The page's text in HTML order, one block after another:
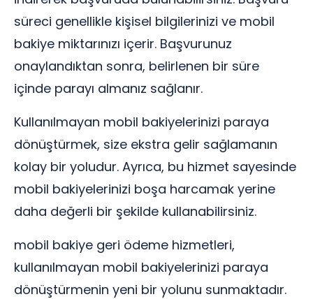
süreci genellikle kişisel bilgilerinizi ve mobil
bakiye miktarınızı içerir. Başvurunuz
onaylandıktan sonra, belirlenen bir süre
içinde parayı almanız sağlanır.
Kullanılmayan mobil bakiyelerinizi paraya
dönüştürmek, size ekstra gelir sağlamanın
kolay bir yoludur. Ayrıca, bu hizmet sayesinde
mobil bakiyelerinizi boşa harcamak yerine
daha değerli bir şekilde kullanabilirsiniz.
mobil bakiye geri ödeme hizmetleri,
kullanılmayan mobil bakiyelerinizi paraya
dönüştürmenin yeni bir yolunu sunmaktadır.